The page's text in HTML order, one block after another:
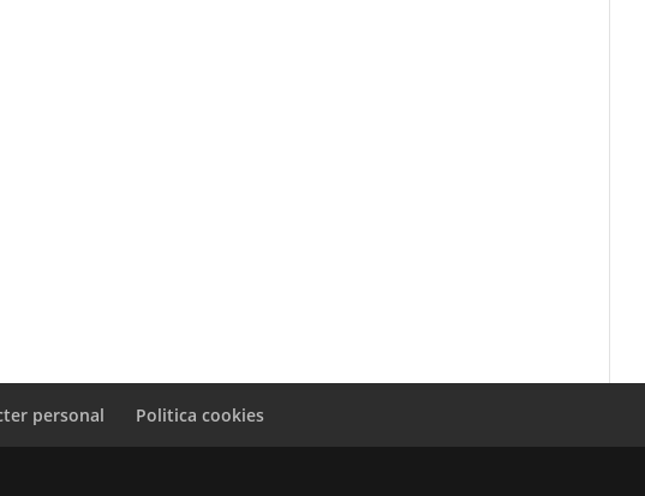
personal Politica cookies